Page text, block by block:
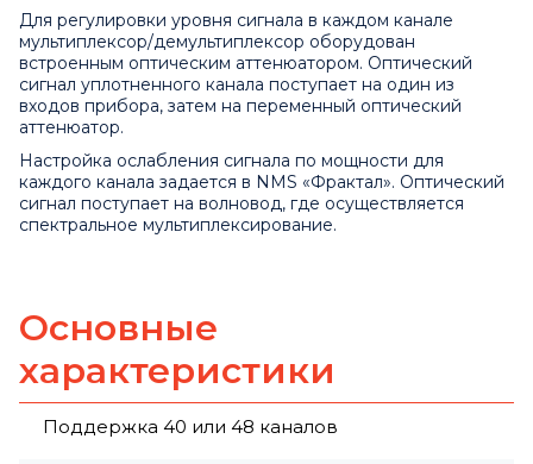
Для регулировки уровня сигнала в каждом канале
мультиплексор/демультиплексор оборудован
встроенным оптическим аттенюатором. Оптический
сигнал уплотненного канала поступает на один из
входов прибора, затем на переменный оптический
аттенюатор.
Настройка ослабления сигнала по мощности для
каждого канала задается в NMS «Фрактал». Оптический
сигнал поступает на волновод, где осуществляется
спектральное мультиплексирование.
Основные
характеристики
Поддержка 40 или 48 каналов